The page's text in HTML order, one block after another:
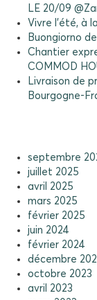
LE 20/09
Vivre l’été, à
Buongiorno
Chantier
COMMOD
Livraison de
Bourgogne-
septembre
juillet 2025
avril 2025
mars 2025
février 2025
juin 2024
février 2024
décembre
octobre 2023
avril 2023